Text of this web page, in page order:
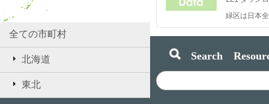
全ての市町村
北海道
東北
Search